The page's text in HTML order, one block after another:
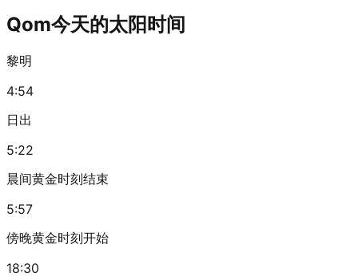
Qom今天的太阳时间
黎明
4:54
日出
5:22
晨间黄金时刻结束
5:57
傍晚黄金时刻开始
18:30